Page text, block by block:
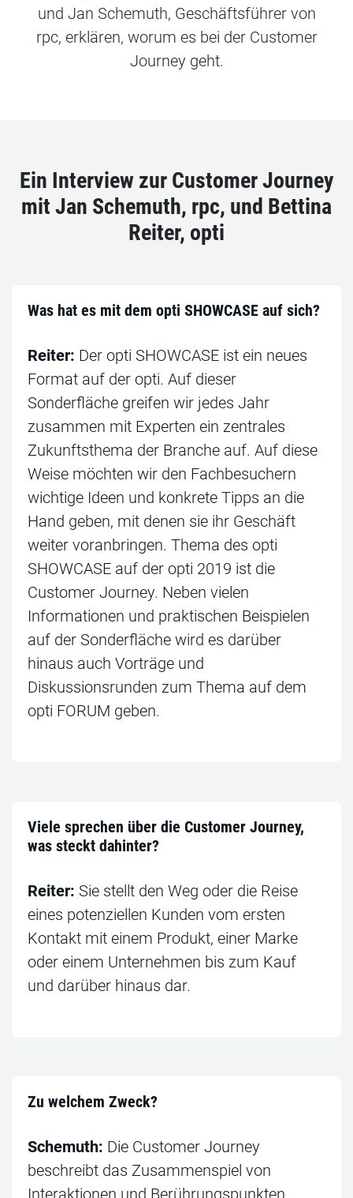
und Jan Schemuth, Geschäftsführer von
rpc, erklären, worum es bei der Customer
Journey geht.
Ein Interview zur Customer Journey
mit Jan Schemuth, rpc, und Bettina
Reiter, opti
Was hat es mit dem opti SHOWCASE auf sich?
Reiter: Der opti SHOWCASE ist ein neues
Format auf der opti. Auf dieser
Sonderfläche greifen wir jedes Jahr
zusammen mit Experten ein zentrales
Zukunftsthema der Branche auf. Auf diese
Weise möchten wir den Fachbesuchern
wichtige Ideen und konkrete Tipps an die
Hand geben, mit denen sie ihr Geschäft
weiter voranbringen. Thema des opti
SHOWCASE auf der opti 2019 ist die
Customer Journey. Neben vielen
Informationen und praktischen Beispielen
auf der Sonderfläche wird es darüber
hinaus auch Vorträge und
Diskussionsrunden zum Thema auf dem
opti FORUM geben.
Viele sprechen über die Customer Journey,
was steckt dahinter?
Reiter: Sie stellt den Weg oder die Reise
eines potenziellen Kunden vom ersten
Kontakt mit einem Produkt, einer Marke
oder einem Unternehmen bis zum Kauf
und darüber hinaus dar.
Zu welchem Zweck?
Schemuth: Die Customer Journey
beschreibt das Zusammenspiel von
Interaktionen und Berührungspunkten